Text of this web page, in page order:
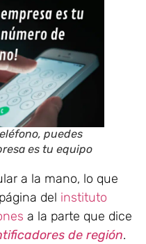
puedes
es tu equipo
a la mano, lo que
del instituto
a la parte que dice
de región.